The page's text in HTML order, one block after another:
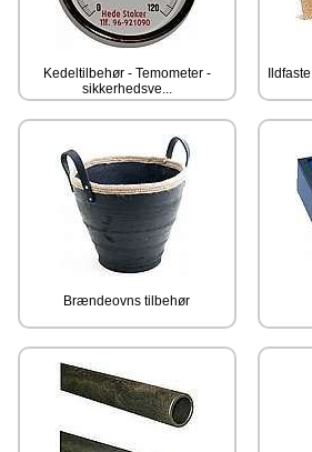
Kedeltilbehør - Temometer -
sikkerhedsve...
Brændeovns tilbehør